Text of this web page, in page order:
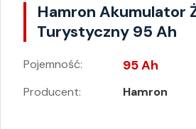
Hamron Akumulator
Turystyczny 95 Ah
Pojemność: 95 Ah
Producent: Hamron